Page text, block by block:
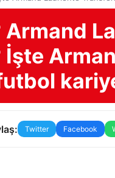
İşte
Twitter Facebook